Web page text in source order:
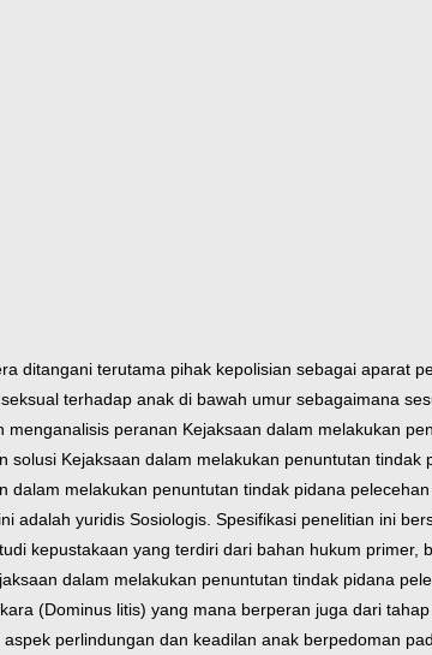
ditangani terutama pihak kepolisian sebagai aparat
terhadap anak di bawah umur sebagaimana
peranan Kejaksaan dalam melakukan
Kejaksaan dalam melakukan penuntutan tindak
melakukan penuntutan tindak pidana
adalah yuridis Sosiologis. Spesifikasi penelitian ini
kepustakaan yang terdiri dari bahan hukum primer,
dalam melakukan penuntutan tindak pidana
(Dominus litis) yang mana berperan juga dari
perlindungan dan keadilan anak berpedoman